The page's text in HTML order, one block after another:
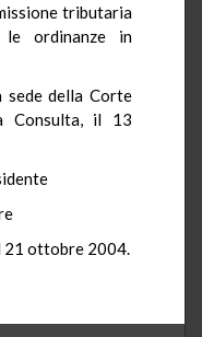
tributaria
ordinanze in
sede della Corte
Consulta, il 13
21 ottobre 2004.